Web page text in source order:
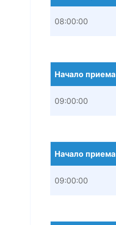
08:00:00
Начало приема
09:00:00
Начало приема
09:00:00